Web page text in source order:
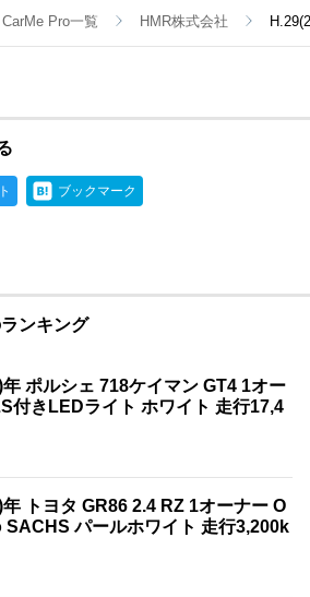
CarMe Pro一覧 HMR株式会社
ブックマーク
ンキング
年 ポルシェ 718ケイマン GT4 1オー
付きLEDライト ホワイト 走行17,4
年 トヨタ GR86 2.4 RZ 1オーナー O
SACHS パールホワイト 走行3,200k